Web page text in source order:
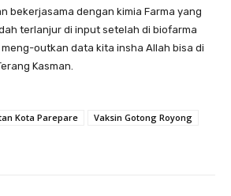
bekerjasama dengan kimia Farma yang
terlanjur di input setelah di biofarma
outkan data kita insha Allah bisa di
Kasman.
Kota Parepare
Vaksin Gotong Royong